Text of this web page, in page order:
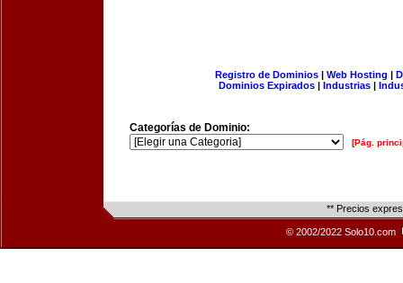
Registro de Dominios| Web Hosting |
Dominios Expirados | Industrias |
Categorías de Dominio:
[Pág.
** Precios
© 2002/2022 Solo10.com